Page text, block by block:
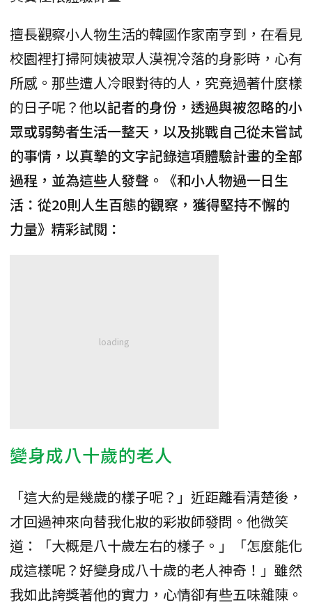
擅長觀察小人物生活的韓國作家南亨到，在看見
校園裡打掃阿姨被眾人漠視冷落的身影時，心有
所感。那些遭人冷眼對待的人，究竟過著什麼樣
的日子呢？他以記者的身份，透過與被忽略的小
眾或弱勢者生活一整天，以及挑戰自己從未嘗試
的事情，以真摯的文字記錄這項體驗計畫的全部
過程，並為這些人發聲。《和小人物過一日生
活：從20則人生百態的觀察，獲得堅持不懈的
力量》精彩試閱：
變身成八十歲的老人
「這大約是幾歲的樣子呢？」近距離看清楚後，
才回過神來向替我化妝的彩妝師發問。他微笑
道：「大概是八十歲左右的樣子。」「怎麼能化
成這樣呢？好變身成八十歲的老人神奇！」雖然
我如此誇獎著他的實力，心情卻有些五味雜陳。